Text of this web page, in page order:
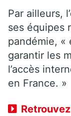
Par ailleurs,
ses équipes
pandémie, «
garantir les
l’accès
en France. »